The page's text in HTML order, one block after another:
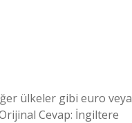
ülkeler gibi euro veya
Cevap: İngiltere